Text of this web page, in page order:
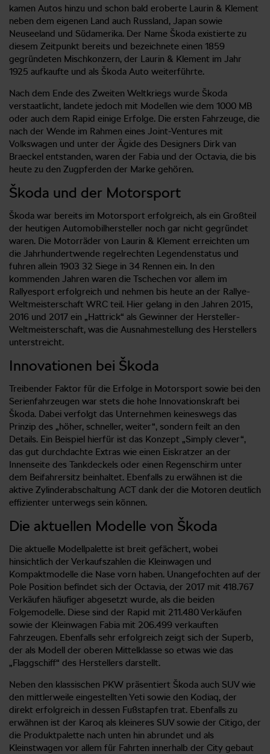
kamen Autos hinzu und schon bald eroberte Laurin & Klement
neben dem eigenen Land auch Russland, Japan sowie
Neuseeland und Südamerika. Der Name Škoda existierte zu
diesem Zeitpunkt bereits und bezeichnete einen 1859
gegründeten Mischkonzern, der Laurin & Klement im Jahr
1925 aufkaufte und als Škoda Auto weiterführte.
Nach dem Ende des Zweiten Weltkriegs wurde Škoda
verstaatlicht, landete jedoch mit Modellen wie dem 1000 MB
oder auch dem Rapid einige Erfolge. Die ersten Fahrzeuge, die
nach der Wende im Rahmen eines Joint-Ventures mit
Volkswagen und unter der Ägide des Designers Dirk van
Braeckel entstanden, waren der Fabia und der Octavia, die bis
heute zu den Zugpferden der Marke gehören.
Škoda und der Motorsport
Škoda war bereits im Motorsport erfolgreich, als ein Großteil
der heutigen Automobilhersteller noch gar nicht gegründet
waren. Die Motorräder von Laurin & Klement erreichten um
die Jahrhundertwende regelrechten Legendenstatus und
fuhren allein 1903 32 Siege in 34 Rennen ein. In den
kommenden Jahren waren die Tschechen vor allem im
Rallyesport erfolgreich und nehmen bis heute an der Rallye-
Weltmeisterschaft WRC teil. Hier gelang in den Jahren 2015,
2016 und 2017 ein „Hattrick“ als Gewinner der Hersteller-
Weltmeisterschaft, was die Ausnahmestellung des Herstellers
unterstreicht.
Innovationen bei Škoda
Treibender Faktor für die Erfolge in Motorsport sowie bei den
Serienfahrzeugen war stets die hohe Innovationskraft bei
Škoda. Dabei verfolgt das Unternehmen keineswegs das
Prinzip des „höher, schneller, weiter“, sondern feilt an den
Details. Ein Beispiel hierfür ist das Konzept „Simply clever“,
das gut durchdachte Extras wie einen Eiskratzer an der
Innenseite des Tankdeckels oder einen Regenschirm unter
dem Beifahrersitz beinhaltet. Ebenfalls zu erwähnen ist die
aktive Zylinderabschaltung ACT dank der die Motoren deutlich
effizienter unterwegs sein können.
Die aktuellen Modelle von Škoda
Die aktuelle Modellpalette ist breit gefächert, wobei
hinsichtlich der Verkaufszahlen die Kleinwagen und
Kompaktmodelle die Nase vorn haben. Unangefochten auf der
Pole Position befindet sich der Octavia, der 2017 mit 418.767
Verkäufen häufiger abgesetzt wurde, als die beiden
Folgemodelle. Diese sind der Rapid mit 211.480 Verkäufen
sowie der Kleinwagen Fabia mit 206.499 verkauften
Fahrzeugen. Ebenfalls sehr erfolgreich zeigt sich der Superb,
der als Modell der oberen Mittelklasse so etwas wie das
„Flaggschiff“ des Herstellers darstellt.
Neben den klassischen PKW präsentiert Škoda auch SUV wie
den mittlerweile eingestellten Yeti sowie den Kodiaq, der
direkt erfolgreich in dessen Fußstapfen trat. Ebenfalls zu
erwähnen ist der Karoq als kleineres SUV sowie der Citigo, der
die Produktpalette nach unten hin abrundet und als
Kleinstwagen vor allem für Fahrten innerhalb der City gebaut